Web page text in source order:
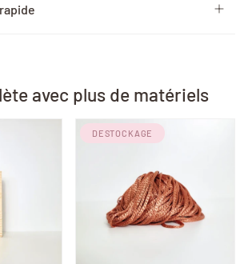
avec plus de matériels
DESTOCKAGE